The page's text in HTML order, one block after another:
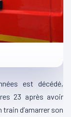
est décédé,
23 après avoir
d’amarrer son